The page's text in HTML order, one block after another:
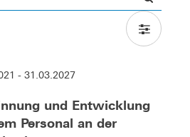
- 31.03.2027
und Entwicklung
Personal an der